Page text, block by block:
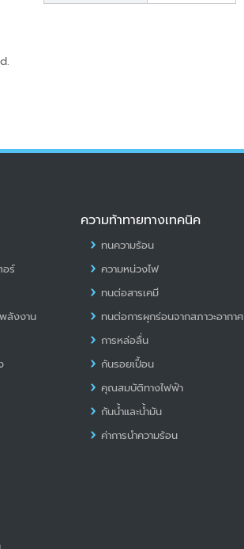
อร์
ลังงาน
ความท้าทายทางเทคนิค
ทนความร้อน
ความหน่วงไฟ
ทนต่อสารเคมี
ทนต่อการผุกร่อนจากสภาวะอากาศ
การหล่อลื่น
กันรอยเปื้อน
คุณสมบัติทางไฟฟ้า
กันน้ำและน้ำมัน
ค่าการนำความร้อน